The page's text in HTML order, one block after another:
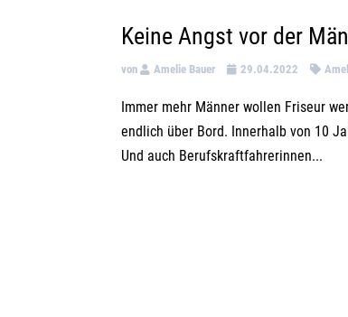
Keine Angst vor der
von Amelie Bauer 29.04.2022
Immer mehr Männer wollen Friseur
endlich über Bord. Innerhalb von 10
Und auch Berufskraftfahrerinnen...